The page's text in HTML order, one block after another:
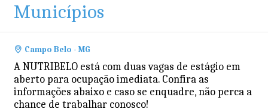
Municípios
Campo Belo - MG
A NUTRIBELO está com duas vagas de estágio em
aberto para ocupação imediata. Confira as
informações abaixo e caso se enquadre, não perca a
chance de trabalhar conosco!